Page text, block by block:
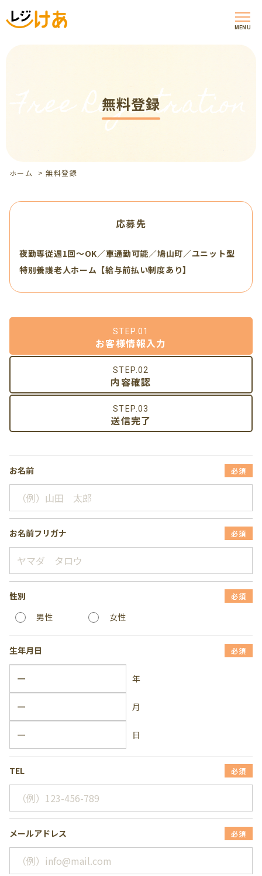
MENU
無料登録
Free Registration
ホーム >無料登録
応募先
夜勤専従週1回～OK／車通勤可能／鳩山町／ユニット型
特別養護老人ホーム【給与前払い制度あり】
STEP.01
お客様情報入力
STEP.02
内容確認
STEP.03
送信完了
お名前 必須
お名前フリガナ 必須
性別 必須
男性 女性
生年月日 必須
年
月
日
TEL 必須
メールアドレス 必須